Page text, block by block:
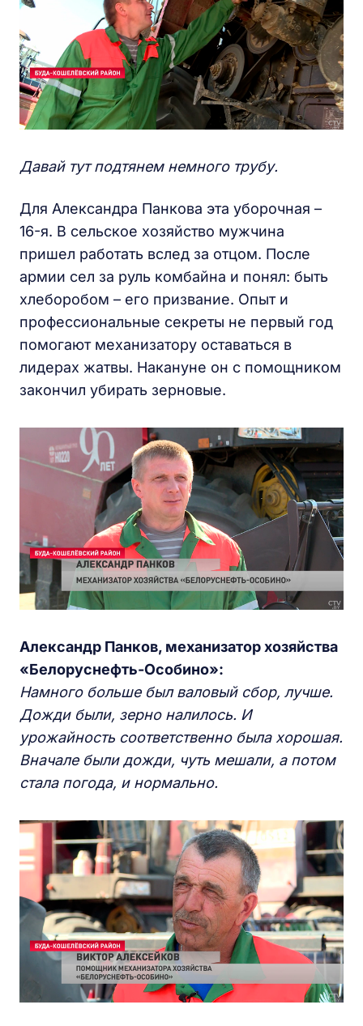
Давай тут подтянем немного трубу.
Для Александра Панкова эта уборочная –
16-я. В сельское хозяйство мужчина
пришел работать вслед за отцом. После
армии сел за руль комбайна и понял: быть
хлеборобом – его призвание. Опыт и
профессиональные секреты не первый год
помогают механизатору оставаться в
лидерах жатвы. Накануне он с помощником
закончил убирать зерновые.
Александр Панков, механизатор хозяйства
«Белоруснефть-Особино»:
Намного больше был валовый сбор, лучше.
Дожди были, зерно налилось. И
урожайность соответственно была хорошая.
Вначале были дожди, чуть мешали, а потом
стала погода, и нормально.